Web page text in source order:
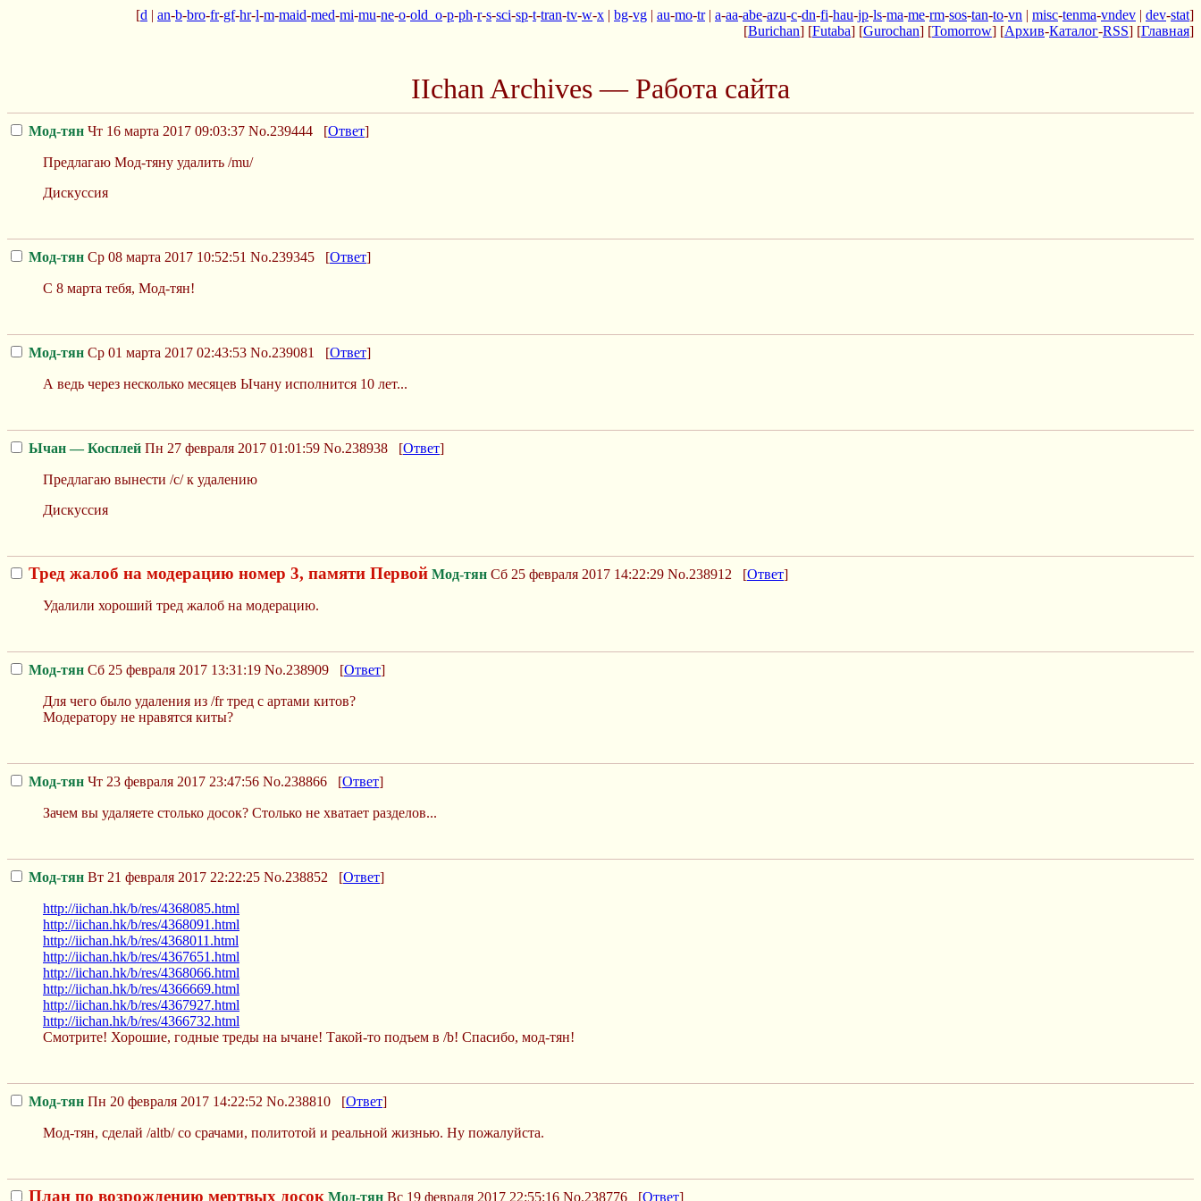
[d | an-b-bro-fr-gf-hr-l-m-maid-med-mi-mu-ne-o-old_o-p-ph-r-s-sci-sp-t-tran-tv-w-x | bg-vg | au-mo-tr| a-aa-abe-azu-c-dn-fi-hau-jp-ls-ma-me-rm-sos-tan-to-vn | misc-tenma-vndev | dev-stat]
[Burichan] [Futaba] [Gurochan] [Tomorrow] [Архив-Каталог-RSS] [Главная]
IIchan Archives — Работа сайта
Мод-тян Чт 16 марта 2017 09:03:37 No.239444 [Ответ]
Предлагаю Мод-тяну удалить /mu/
Дискуссия
Мод-тян Ср 08 марта 2017 10:52:51 No.239345 [Ответ]
С 8 марта тебя, Мод-тян!
Мод-тян Ср 01 марта 2017 02:43:53 No.239081 [Ответ]
А ведь через несколько месяцев Ычану исполнится 10 лет...
Ычан — Косплей Пн 27 февраля 2017 01:01:59 No.238938 [Ответ]
Предлагаю вынести /с/ к удалению
Дискуссия
Тред жалоб на модерацию номер 3, памяти Первой Мод-тян Сб 25 февраля 2017 14:22:29 No.238912 [Ответ]
Удалили хороший тред жалоб на модерацию.
Мод-тян Сб 25 февраля 2017 13:31:19 No.238909 [Ответ]
Для чего было удаления из /fr тред с артами китов?
Модератору не нравятся киты?
Мод-тян Чт 23 февраля 2017 23:47:56 No.238866 [Ответ]
Зачем вы удаляете столько досок? Столько не хватает разделов...
Мод-тян Вт 21 февраля 2017 22:22:25 No.238852 [Ответ]
http://iichan.hk/b/res/4368085.html
http://iichan.hk/b/res/4368091.html
http://iichan.hk/b/res/4368011.html
http://iichan.hk/b/res/4367651.html
http://iichan.hk/b/res/4368066.html
http://iichan.hk/b/res/4366669.html
http://iichan.hk/b/res/4367927.html
http://iichan.hk/b/res/4366732.html
Смотрите! Хорошие, годные треды на ычане! Такой-то подъем в /b! Спасибо, мод-тян!
Мод-тян Пн 20 февраля 2017 14:22:52 No.238810 [Ответ]
Мод-тян, сделай /altb/ со срачами, политотой и реальной жизнью. Ну пожалуйста.
План по возрождению мертвых досок Мод-тян Вс 19 февраля 2017 22:55:16 No.238776 [Ответ]